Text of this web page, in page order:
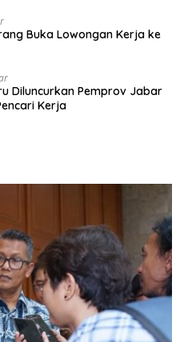
Buka Lowongan Kerja ke
Diluncurkan Pemprov Jabar
Kerja